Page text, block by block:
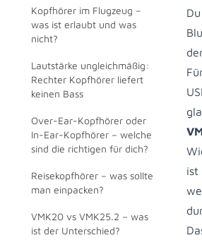
Kopfhörer im Flugzeug –
was ist erlaubt und was
nicht?
Lautstärke ungleichmäßig:
Rechter Kopfhörer liefert
keinen Bass
Over-Ear-Kopfhörer oder
In-Ear-Kopfhörer – welche
sind die richtigen für dich?
Reisekopfhörer – was sollte
man einpacken?
VMK20 vs VMK25.2 – was
ist der Unterschied?
ist